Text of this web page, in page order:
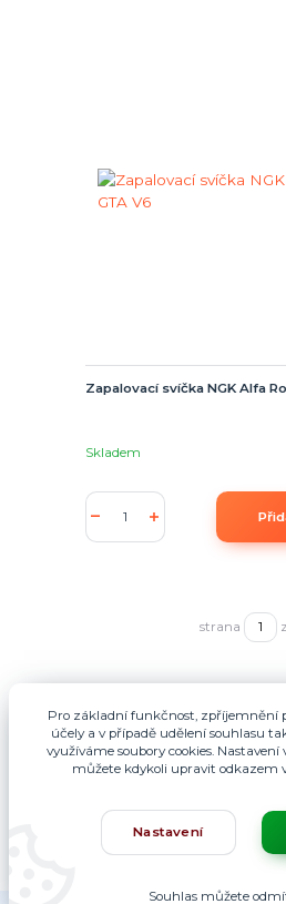
Zapalovací svíčka NGK Alfa
Skladem
strana
Pro základní funkčnost, zpříjemnění
účely a v případě udělení souhlasu
využíváme soubory cookies.
můžete kdykoli upravit odkazem
Nastavení
Souhlas můžete